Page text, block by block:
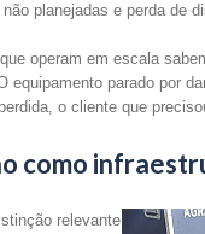
planejadas e perda de
operam em escala
equipamento parado por
o cliente que
como
relevante